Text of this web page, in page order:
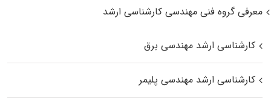
معرفی گروه فنی مهندسی کارشناسی ارشد
کارشناسی ارشد مهندسی برق
کارشناسی ارشد مهندسی پلیمر